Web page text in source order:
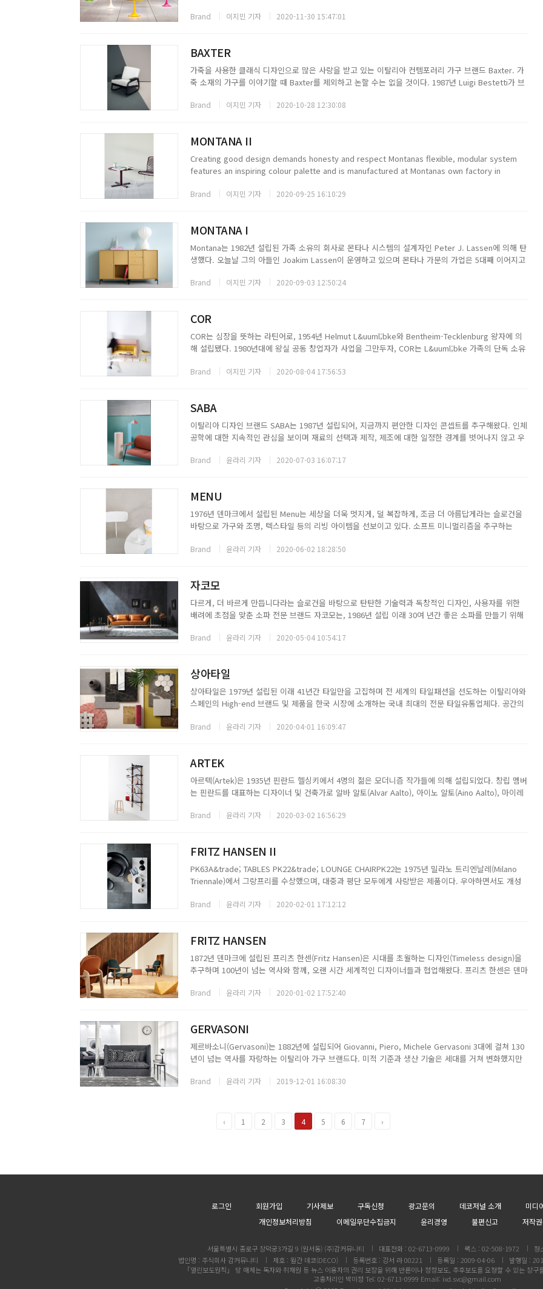
제품은 디자인과 기능성 모두 자연광...
Brand 이지민 기자 2020-11-30 15:47:01
BAXTER
가죽을 사용한 클래식 디자인으로 많은 사랑을 받고 있는 이탈리아 컨템포러리 가구 브랜드 Baxter. 가
죽 소재의 가구를 이야기할 때 Baxter를 제외하고 논할 수는 없을 것이다. 1987년 Luigi Bestetti가 브
들어오고 있다. 최고의 가죽만을 ...
Brand 이지민 기자 2020-10-28 12:30:08
MONTANA II
Creating good design demands honesty and respect Montanas flexible, modular system
features an inspiring colour palette and is manufactured at Montanas own factory in
Brand 이지민 기자 2020-09-25 16:10:29
MONTANA I
Montana는 1982년 설립된 가족 소유의 회사로 몬타나 시스템의 설계자인 Peter J. Lassen에 의해 탄
생했다. 오늘날 그의 아들인 Joakim Lassen이 운영하고 있으며 몬타나 가문의 가업은 5대째 이어지고
브랜드를 만들었다. ...
Brand 이지민 기자 2020-09-03 12:50:24
COR
COR는 심장을 뜻하는 라틴어로, 1954년 Helmut L&uuml;bke와 Bentheim-Tecklenburg 왕자에 의
해 설립됐다. 1980년대에 왕실 공동 창업자가 사업을 그만두자, COR는 L&uuml;bke 가족의 단독 소유
한다. 수년 때...
Brand 이지민 기자 2020-08-04 17:56:53
SABA
이탈리아 디자인 브랜드 SABA는 1987년 설립되어, 지금까지 편안한 디자인 콘셉트를 추구해왔다. 인체
공학에 대한 지속적인 관심을 보이며 재료의 선택과 제작, 제조에 대한 일정한 경계를 벗어나지 않고 우
비자의 니즈에 바로 반응한다. 또한, 제품을 통해...
Brand 윤라리 기자 2020-07-03 16:07:17
MENU
1976년 덴마크에서 설립된 Menu는 세상을 더욱 멋지게, 덜 복잡하게, 조금 더 아름답게라는 슬로건을
바탕으로 가구와 조명, 텍스타일 등의 리빙 아이템을 선보이고 있다. 소프트 미니멀리즘을 추구하는
축가들과 함께 협업하며, 감각적인 스칸디나비안 감성을...
Brand 윤라리 기자 2020-06-02 18:28:50
자코모
다르게, 더 바르게 만듭니다라는 슬로건을 바탕으로 탄탄한 기술력과 독창적인 디자인, 사용자를 위한
배려에 초점을 맞춘 소파 전문 브랜드 자코모는, 1986년 설립 이래 30여 년간 좋은 소파를 만들기 위해
하고 이를 토대로 기능성과 심미성을 갖춘 제품을 꾸...
Brand 윤라리 기자 2020-05-04 10:54:17
상아타일
상아타일은 1979년 설립된 이래 41년간 타일만을 고집하며 전 세계의 타일패션을 선도하는 이탈리아와
스페인의 High-end 브랜드 및 제품을 한국 시장에 소개하는 국내 최대의 전문 타일유통업체다. 공간의
시했다는 평을 받으며, 인간과 환경의 조화를 생각하는...
Brand 윤라리 기자 2020-04-01 16:09:47
ARTEK
아르텍(Artek)은 1935년 핀란드 헬싱키에서 4명의 젊은 모더니즘 작가들에 의해 설립되었다. 창립 멤버
는 핀란드를 대표하는 디자이너 및 건축가로 알바 알토(Alvar Aalto), 아이노 알토(Aino Aalto), 마이레
의...
Brand 윤라리 기자 2020-03-02 16:56:29
FRITZ HANSEN II
PK63A&trade; TABLES PK22&trade; LOUNGE CHAIRPK22는 1975년 밀라노 트리엔날레(Milano
Triennale)에서 그랑프리를 수상했으며, 대중과 평단 모두에게 사랑받은 제품이다. 우아하면서도 개성
틸...
Brand 윤라리 기자 2020-02-01 17:12:12
FRITZ HANSEN
1872년 덴마크에 설립된 프리츠 한센(Fritz Hansen)은 시대를 초월하는 디자인(Timeless design)을
추구하며 100년이 넘는 역사와 함께, 오랜 시간 세계적인 디자이너들과 협업해왔다. 프리츠 한센은 덴마
Brand 윤라리 기자 2020-01-02 17:52:40
GERVASONI
제르바소니(Gervasoni)는 1882년에 설립되어 Giovanni, Piero, Michele Gervasoni 3대에 걸쳐 130
년이 넘는 역사를 자랑하는 이탈리아 가구 브랜드다. 미적 기준과 생산 기술은 세대를 거쳐 변화했지만
정신, 핸드 메이드 그...
Brand 윤라리 기자 2019-12-01 16:08:30
‹ 1 2 3 4 5 6 7 ›
로그인 회원가입 기사제보 구독신청 광고문의 데코저널 소개
미디
개인정보처리방침
이메일무단수집금지 윤리경영 불편신고 저작
서울특별시 종로구 창덕궁3가길 9 (원서동) (주)감커뮤니티 대표전화 : 02-6713-0999 팩스 : 02-508-1972
청
법인명 : 주식회사 감커뮤니티
제호 : 월간 데코(DECO) 등록번호 : 강서 라 00221 등록일 : 2009-04-06
발행일 :
「열린보도원칙」 당 매체는 독자와 취재원 등 뉴스 이용자의 권리 보장을 위해 반론이나 정정보도, 추후보도를 요청할 수 있는 창구
고충처리인 박미정 Tel: 02-6713-0999 Email: ixd.svc@gmail.com